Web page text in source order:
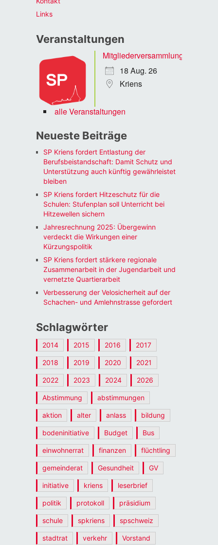
Links
Veranstaltungen
Mitgliederversammlung
18 Aug. 26
Kriens
alle Veranstaltungen
Neueste Beiträge
SP Kriens fordert Entlastung der
Berufsbeistandschaft: Damit Schutz und
Unterstützung auch künftig gewährleistet
bleiben
SP Kriens fordert Hitzeschutz für die
Schulen: Stufenplan soll Unterricht bei
Hitzewellen sichern
Jahresrechnung 2025: Übergewinn
verdeckt die Wirkungen einer
Kürzungspolitik
SP Kriens fordert stärkere regionale
Zusammenarbeit in der Jugendarbeit und
vernetzte Quartierarbeit
Verbesserung der Velosicherheit auf der
Schachen- und Amlehnstrasse gefordert
Schlagwörter
2014 2015 2016 2017
2018 2019 2020 2021
2022 2023 2024 2026
Abstimmung abstimmungen
aktion alter anlass bildung
bodeninitiative Budget Bus
einwohnerrat finanzen flüchtling
gemeinderat Gesundheit GV
initiative kriens leserbrief
politik protokoll präsidium
schule spkriens spschweiz
stadtrat verkehr Vorstand